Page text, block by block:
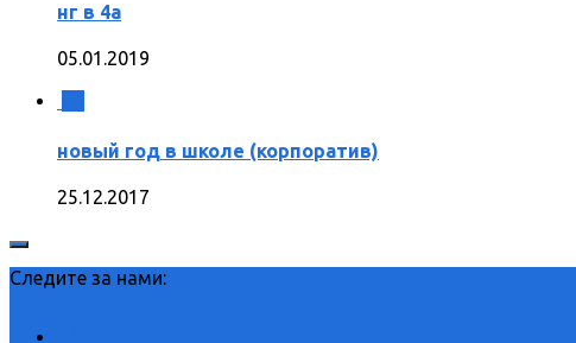
нг в 4а
05.01.2019
новый год в школе (корпоратив)
25.12.2017
Следите за нами: